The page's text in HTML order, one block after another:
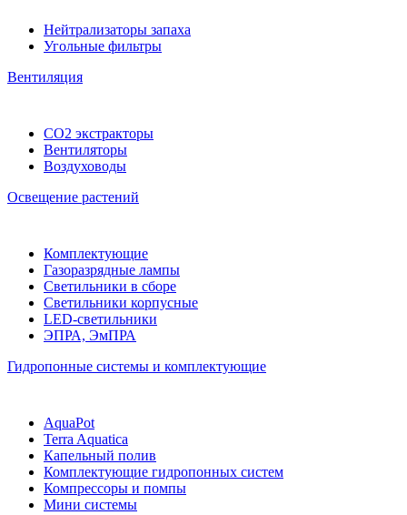
Нейтрализаторы запаха
Угольные фильтры
Вентиляция
CO2 экстракторы
Вентиляторы
Воздуховоды
Освещение растений
Комплектующие
Газоразрядные лампы
Светильники в сборе
Светильники корпусные
LED-светильники
ЭПРА, ЭмПРА
Гидропонные системы и комплектующие
AquaPot
Terra Aquatica
Капельный полив
Комплектующие гидропонных систем
Компрессоры и помпы
Мини системы